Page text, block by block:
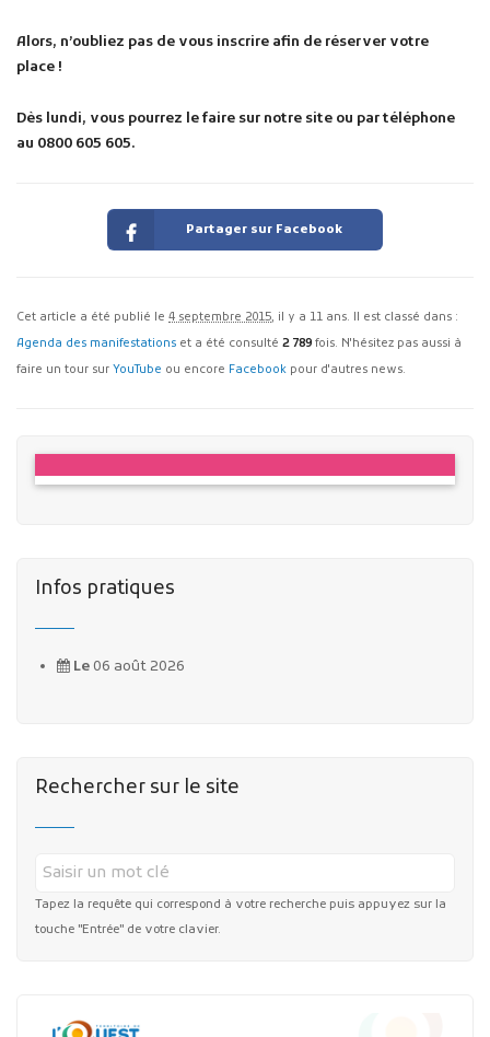
Alors, n’oubliez pas de vous inscrire afin de réserver votre
place !
Dès lundi, vous pourrez le faire sur notre site ou par téléphone
au 0800 605 605.
Partager sur Facebook
Cet article a été publié le 4 septembre 2015, il y a 11 ans. Il est classé dans :
Agenda des manifestations et a été consulté 2 789 fois. N'hésitez pas aussi à
faire un tour sur YouTube ou encore Facebook pour d'autres news.
Infos pratiques
Le06 août 2026
Rechercher sur le site
Tapez la requête qui correspond à votre recherche puis appuyez sur la
touche "Entrée" de votre clavier.